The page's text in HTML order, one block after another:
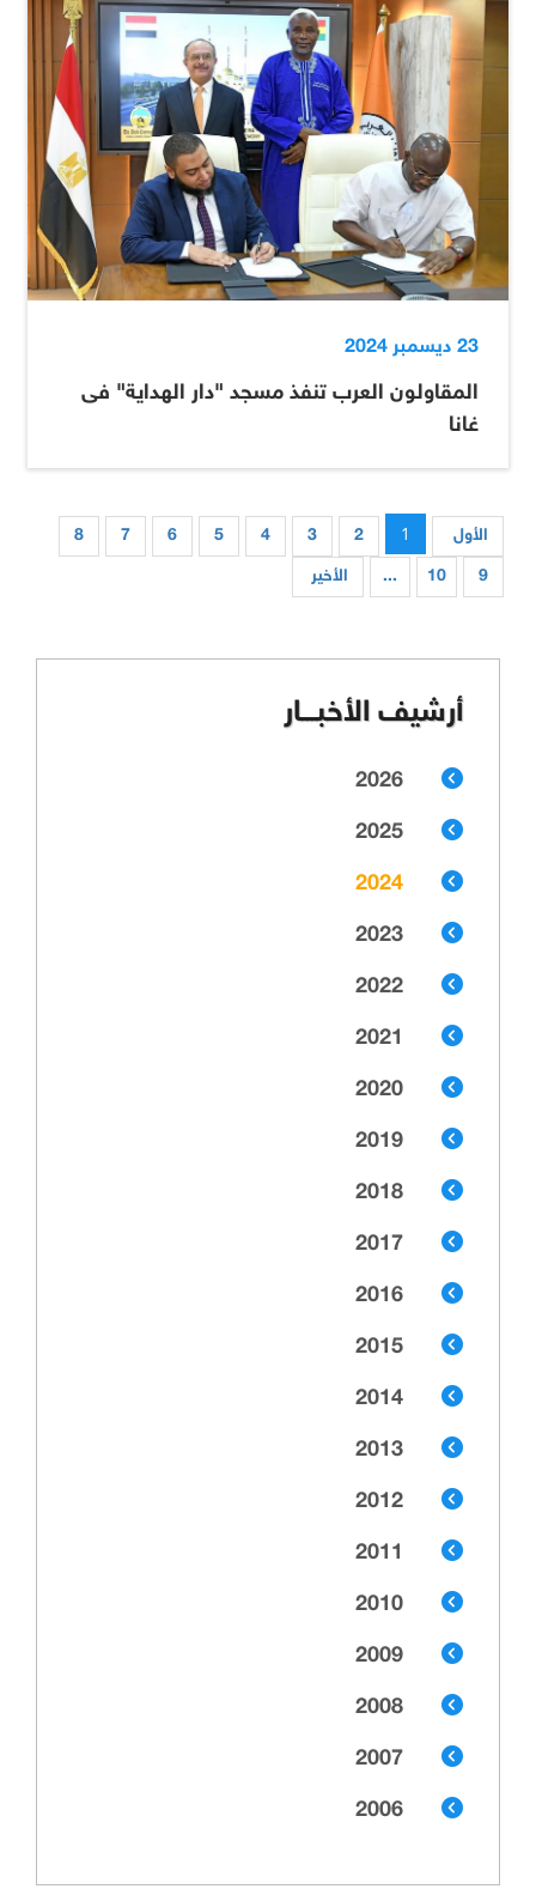
23 ديسمبر 2024
المقاولون العرب تنفذ مسجد "دار الهداية" فى
غانا
الأول 1
2
3
4
5
6
7
8
9
10
... الأخير
أرشيف الأخبـــار
2026
2025
2024
2023
2022
2021
2020
2019
2018
2017
2016
2015
2014
2013
2012
2011
2010
2009
2008
2007
2006